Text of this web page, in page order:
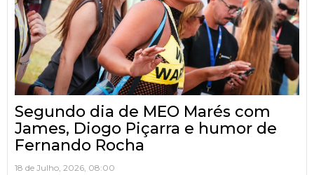
Segundo dia de MEO Marés com
James, Diogo Piçarra e humor de
Fernando Rocha
18 de Julho, 2026, 08:00